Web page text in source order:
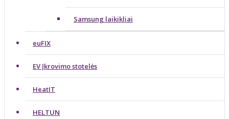
Samsung laikikliai
euFIX
EV Įkrovimo stotelės
HeatIT
HELTUN